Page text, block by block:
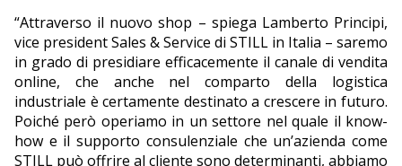
“Attraverso il nuovo shop – spiega Lamberto Principi,
vice president Sales & Service di STILL in Italia – saremo
in grado di presidiare efficacemente il canale di vendita
online, che anche nel comparto della logistica
industriale è certamente destinato a crescere in futuro.
Poiché però operiamo in un settore nel quale il know-
how e il supporto consulenziale che un’azienda come
STILL può offrire al cliente sono determinanti, abbiamo